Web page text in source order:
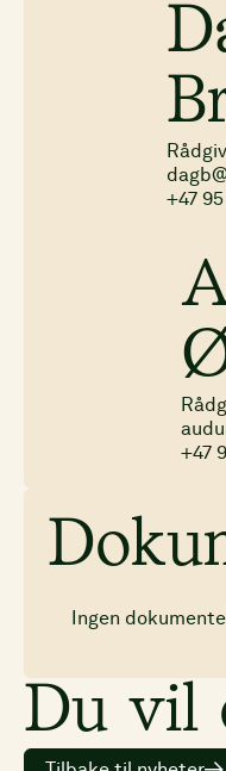
+47 95
+47
Ingen
Du vil